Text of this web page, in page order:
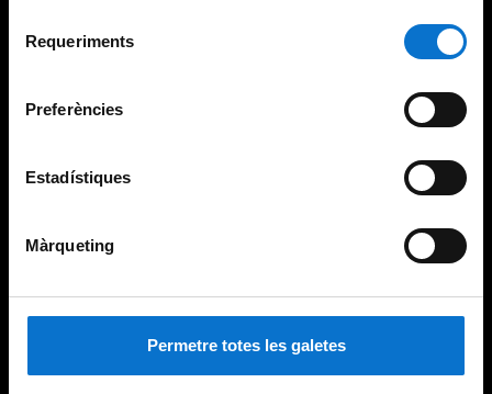
consultar laPolítica de galetes del lloc web de la
Requeriments
Preferències
Estadístiques
Màrqueting
Permetre totes les galetes